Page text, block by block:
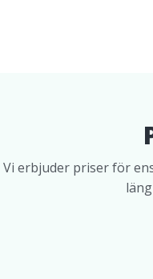
Vi erbjuder priser för